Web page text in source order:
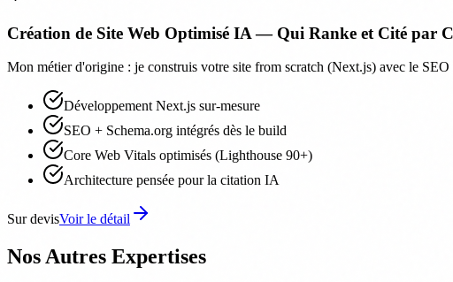
Création de Site Web Optimisé IA — Qui Ranke et Cité par
Mon métier d'origine : je construis votre site from scratch (Next.js) avec le
Développement Next.js sur-mesure
SEO + Schema.org intégrés dès le build
Core Web Vitals optimisés (Lighthouse 90+)
Architecture pensée pour la citation IA
Sur devisVoir le détail
Nos Autres Expertises